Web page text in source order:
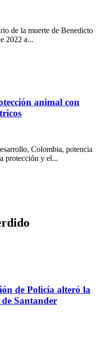
de la muerte de Benedicto
2022 a...
animal con
Colombia, potencia
protección y el...
de Policía alteró la
Santander